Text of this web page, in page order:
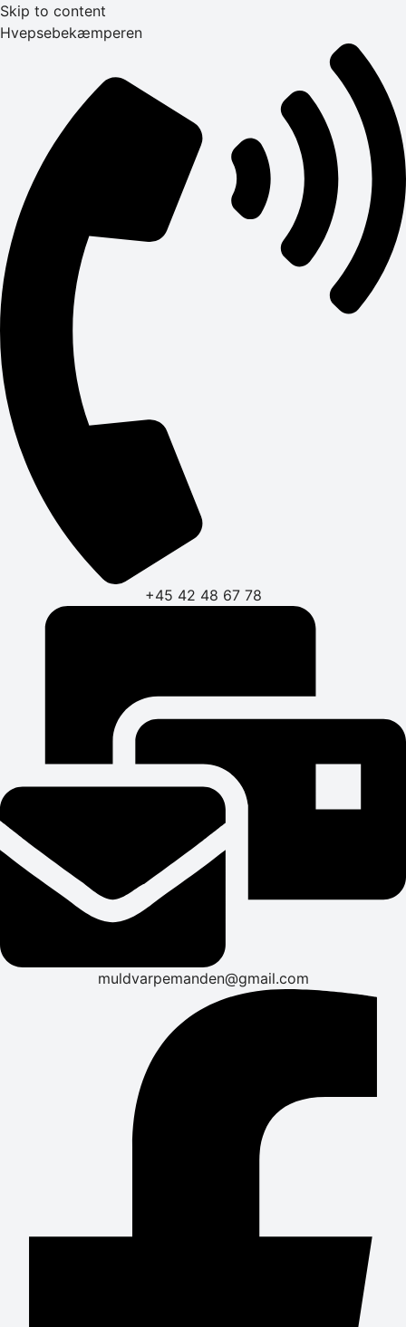
Skip to content
Hvepsebekæmperen
+45 42 48 67 78
muldvarpemanden@gmail.com